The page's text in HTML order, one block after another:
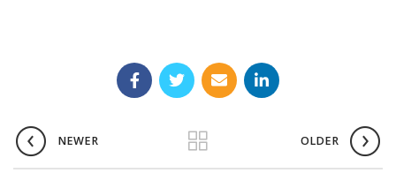
NEWER OLDER